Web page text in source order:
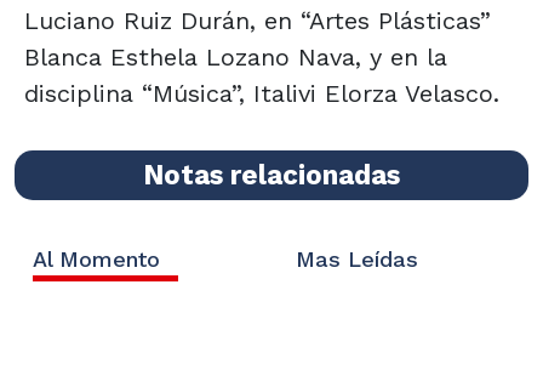
Luciano Ruiz Durán, en “Artes Plásticas”
Blanca Esthela Lozano Nava, y en la
disciplina “Música”, Italivi Elorza Velasco.
Notas relacionadas
Al Momento Mas Leídas